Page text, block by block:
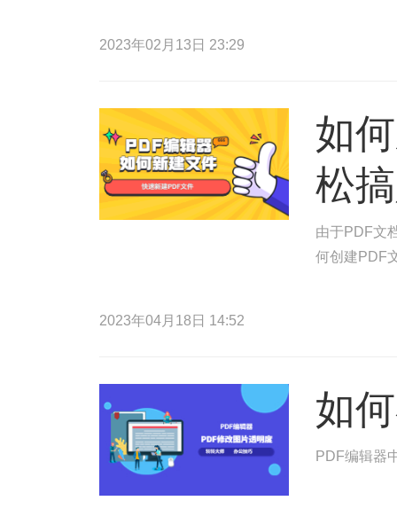
2023年02月13日 23:29
如
松
由于PDF文
何创建PDF
2023年04月18日 14:52
如
PDF编辑器